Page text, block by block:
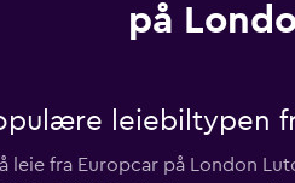
på
leiebiltypen
fra Europcar på London